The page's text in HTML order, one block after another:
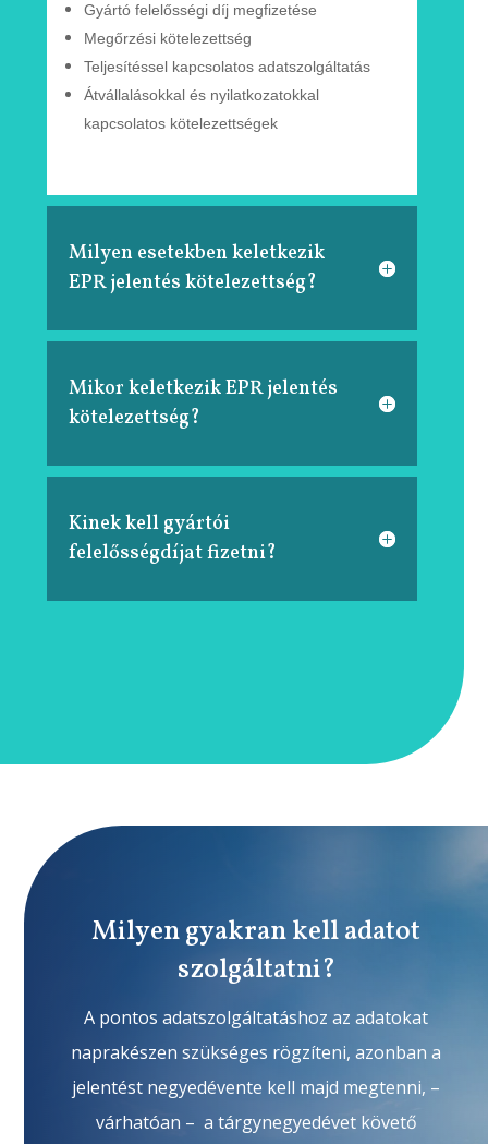
Gyártó felelősségi díj megfizetése
Megőrzési kötelezettség
Teljesítéssel kapcsolatos adatszolgáltatás
Átvállalásokkal és nyilatkozatokkal
kapcsolatos kötelezettségek
Milyen esetekben keletkezik
EPR jelentés kötelezettség?
Mikor keletkezik EPR jelentés
kötelezettség?
Kinek kell gyártói
felelősségdíjat fizetni?
Milyen gyakran kell adatot
szolgáltatni?
A pontos adatszolgáltatáshoz az adatokat
naprakészen szükséges rögzíteni, azonban a
jelentést negyedévente kell majd megtenni, –
várhatóan – a tárgynegyedévet követő